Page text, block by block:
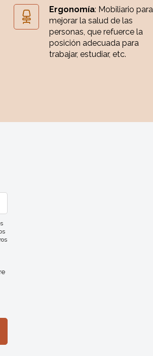
Ergonomía: Mobiliario para
mejorar la salud de las
personas, que refuerce la
posición adecuada para
trabajar, estudiar, etc.